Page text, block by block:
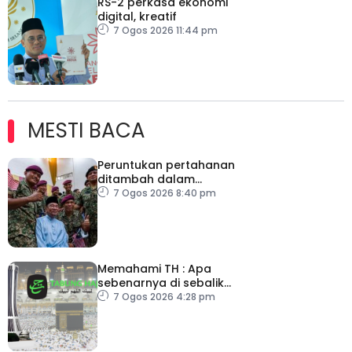
digital, kreatif
7 Ogos 2026 11:44 pm
MESTI BACA
Peruntukan pertahanan
ditambah dalam
Belanjawan 2027
7 Ogos 2026 8:40 pm
Memahami TH : Apa
sebenarnya di sebalik
angka
7 Ogos 2026 4:28 pm